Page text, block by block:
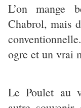
L’on mange
Chabrol, mais
ogre et un vrai
Le Poulet au